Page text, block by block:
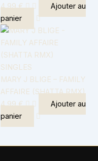
4,99€
Ajouter au
panier
SINGLES
MARY J BLIGE – FAMILY
AFFAIRE (SHATTA RMX)
4,99€
Ajouter au
panier